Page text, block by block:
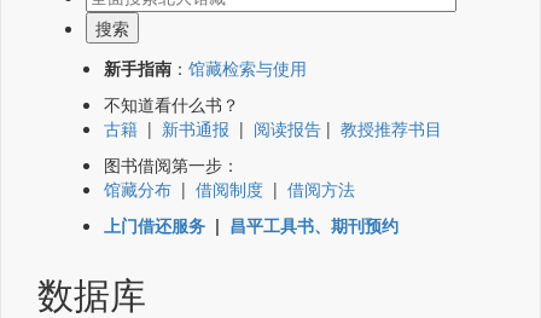
新手指南 ： 馆藏检索与使用
不知道看什么书？
古籍 | 新书通报 | 阅读报告 | 教授推荐书目
图书借阅第一步：
馆藏分布 | 借阅制度 | 借阅方法
上门借还服务 | 昌平工具书、期刊预约
数据库